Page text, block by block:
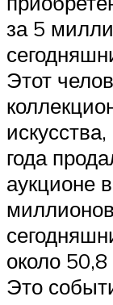
за 5
Этот
года
аукционе
около
Это